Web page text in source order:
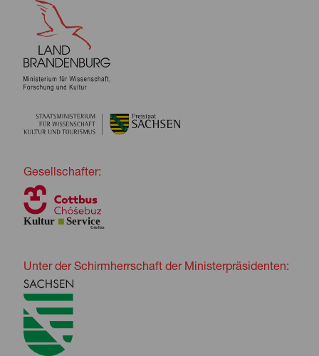
Gesellschafter:
Unter der Schirmherrschaft der Ministerpräsidenten: